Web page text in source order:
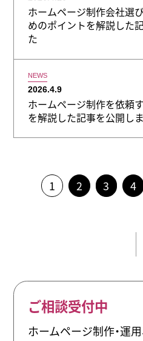
ホームページ制作会社選
めのポイントを解説した
た
NEWS
2026.4.9
ホームページ制作を依頼
を解説した記事を公開し
1 2 3 4
ご相談受付中
ホームページ制作・運